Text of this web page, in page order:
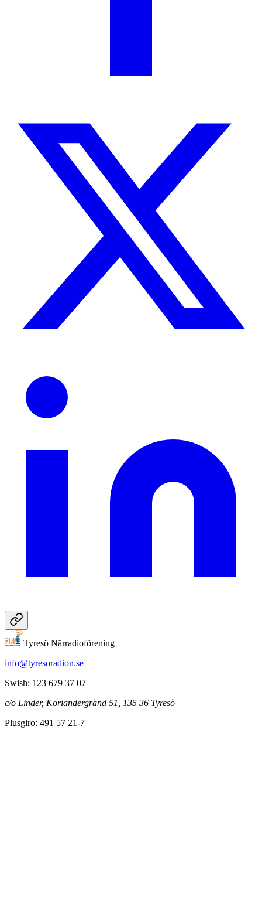
Tyresö Närradioförening
info@tyresoradion.se
Swish: 123 679 37 07
c/o Linder, Koriandergränd 51, 135 36 Tyresö
Plusgiro: 491 57 21-7